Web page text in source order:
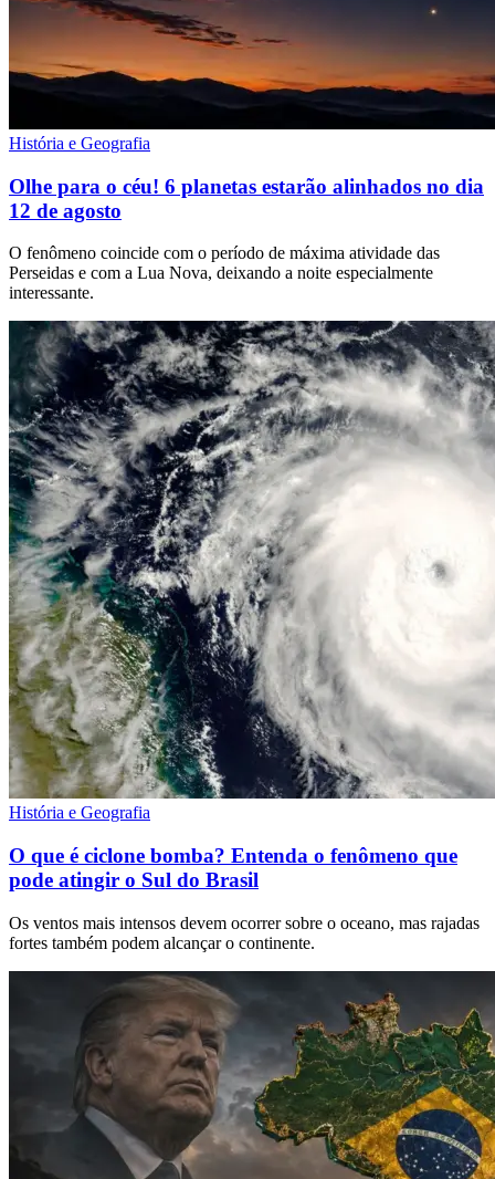
História e Geografia
Olhe para o céu! 6 planetas estarão alinhados no dia
12 de agosto
O fenômeno coincide com o período de máxima atividade das
Perseidas e com a Lua Nova, deixando a noite especialmente
interessante.
História e Geografia
O que é ciclone bomba? Entenda o fenômeno que
pode atingir o Sul do Brasil
Os ventos mais intensos devem ocorrer sobre o oceano, mas rajadas
fortes também podem alcançar o continente.